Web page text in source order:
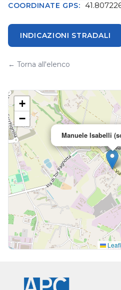
COORDINATE GPS:
INDICAZIONI STRADALI
← Torna all'elenco
Manuele Isabelli
+
−